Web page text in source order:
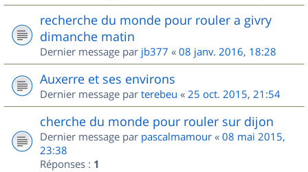
recherche du monde pour rouler a givry
dimanche matin
Dernier message par jb377 « 08 janv. 2016, 18:28
Auxerre et ses environs
Dernier message par terebeu « 25 oct. 2015, 21:54
cherche du monde pour rouler sur dijon
Dernier message par pascalmamour « 08 mai 2015,
23:38
Réponses : 1